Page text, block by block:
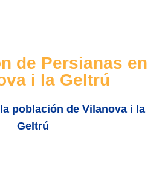
de Persianas en
i la Geltrú
población de Vilanova i la
Geltrú